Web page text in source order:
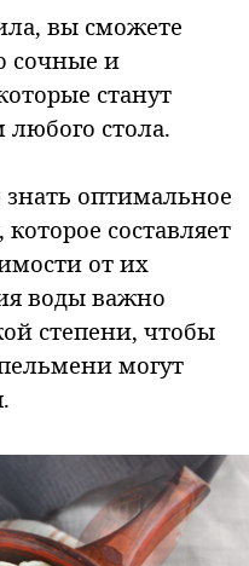
вы сможете
сочные и
станут
стола.
оптимальное
составляет
от их
воды важно
степени, чтобы
могут